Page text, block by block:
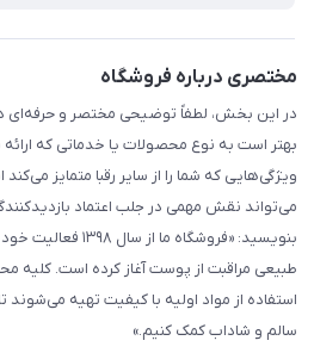
مختصری درباره فروشگاه
در این بخش، لطفاً توضیحی مختصر و حرفه‌ای
بهتر است به نوع محصولات یا خدماتی که
ویژگی‌هایی که شما را از سایر رقبا متمایز
می‌تواند نقش مهمی در جلب اعتماد
بنویسید: «فروشگاه
طبیعی مراقبت از پوست آغاز کرده است. کلیه
استفاده از مواد اولیه با کیفیت تهیه
سالم و شاداب کمک کنیم.»